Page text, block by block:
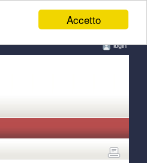
Accetto
login